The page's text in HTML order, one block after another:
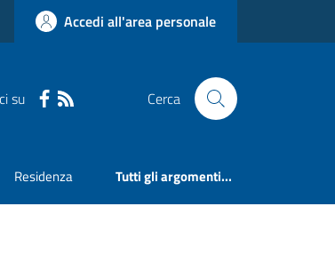
Accedi all'area personale
su Cerca
Residenza Tutti gli argomenti...